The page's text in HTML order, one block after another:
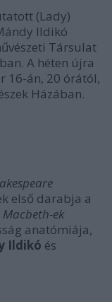
(Lady)
Ildikó
Társulat
A héten újra
16-án, 20 órától,
Házában.
első darabja a
Macbeth-ek
anatómiája,
Ildikó és